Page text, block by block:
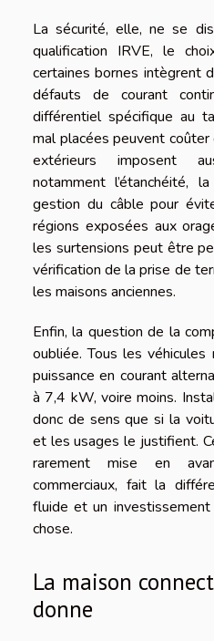
La sécurité, elle, ne se
qualification IRVE, le
certaines bornes intègrent
défauts de courant
différentiel spécifique au
mal placées peuvent coûter
extérieurs imposent
notamment l’étanchéité,
gestion du câble pour
régions exposées aux
les surtensions peut être
vérification de la prise de
les maisons anciennes.
Enfin, la question de la
oubliée. Tous les véhicules
puissance en courant
à 7,4 kW, voire moins.
donc de sens que si la
et les usages le justifient.
rarement mise en
commerciaux, fait la
fluide et un
chose.
La maison
donne